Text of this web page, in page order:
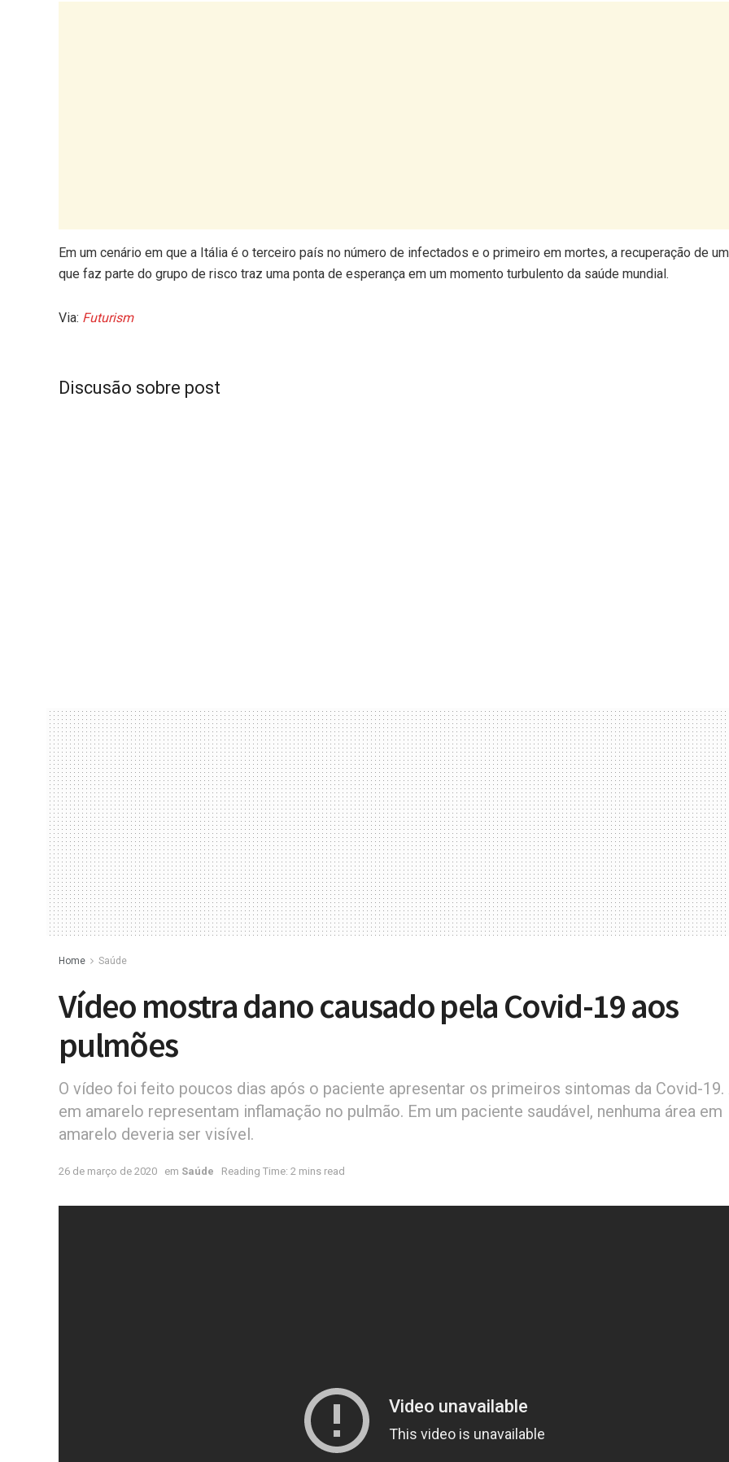
Em um cenário em que a Itália é o terceiro país no número de infectados e o primeiro em mortes, a recuperação de
que faz parte do grupo de risco traz uma ponta de esperança em um momento turbulento da saúde mundial.
Via: Futurism
Discusão sobre post
Home Saúde
Vídeo mostra dano causado pela Covid-19 aos
pulmões
O vídeo foi feito poucos dias após o paciente apresentar os primeiros sintomas da Covid-19.
em amarelo representam inflamação no pulmão. Em um paciente saudável, nenhuma área em
amarelo deveria ser visível.
26 de março de 2020 em Saúde Reading Time: 2 mins read